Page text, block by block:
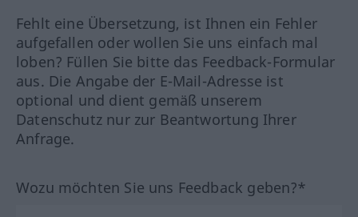
Fehlt eine Übersetzung, ist Ihnen ein Fehler
aufgefallen oder wollen Sie uns einfach mal
loben? Füllen Sie bitte das Feedback-Formular
aus. Die Angabe der E-Mail-Adresse ist
optional und dient gemäß unserem
Datenschutz nur zur Beantwortung Ihrer
Anfrage.
Wozu möchten Sie uns Feedback geben?*